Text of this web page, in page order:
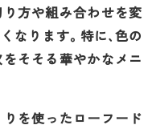
方や組み合わせを変
なります。特に、色の
そそる華やかなメニ
を使ったローフード